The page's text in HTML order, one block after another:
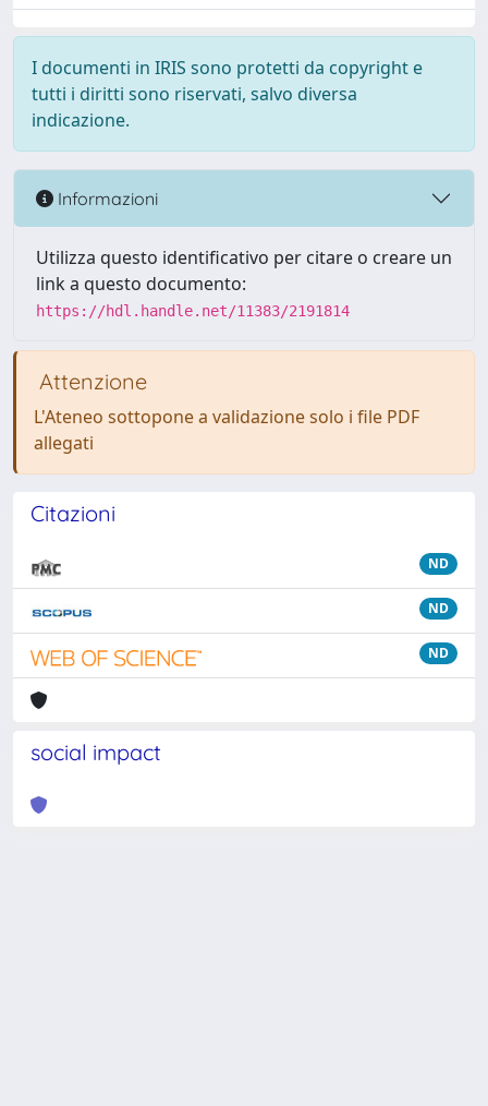
I documenti in IRIS sono protetti da copyright e
tutti i diritti sono riservati, salvo diversa
indicazione.
Informazioni
Utilizza questo identificativo per citare o creare un
link a questo documento:
https://hdl.handle.net/11383/2191814
Attenzione
L'Ateneo sottopone a validazione solo i file PDF
allegati
Citazioni
ND
ND
ND
social impact